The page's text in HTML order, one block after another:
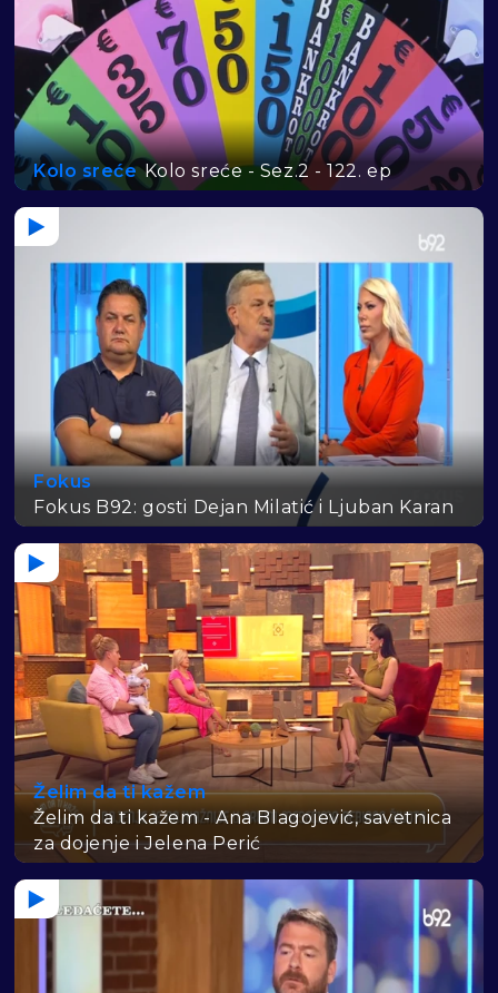
Kolo sreće Kolo sreće - Sez.2 - 122. ep
Fokus
Fokus B92: gosti Dejan Milatić i Ljuban Karan
Želim da ti kažem
Želim da ti kažem - Ana Blagojević, savetnica
za dojenje i Jelena Perić